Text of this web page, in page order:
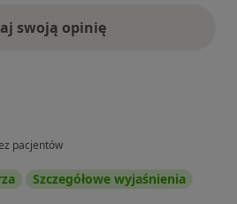
swoją opinię
pacjentów
Szczegółowe wyjaśnienia